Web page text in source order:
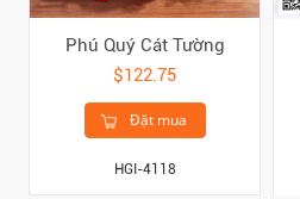
Phú Quý Cát Tường
$122.75
Đặt mua
HGI-4118